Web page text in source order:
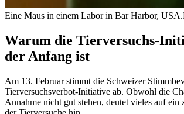
Eine Maus in einem Labor in Bar Harbor, USA.
Warum die Tierversuchs-
der Anfang ist
Am 13. Februar stimmt die Schweizer
Tierversuchsverbot-Initiative ab. Obwohl die
Annahme nicht gut stehen, deutet vieles auf ein